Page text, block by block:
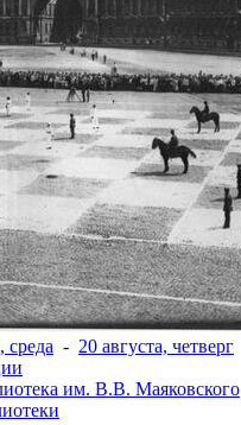
среда - 20 августа, четверг
им. В.В. Маяковского